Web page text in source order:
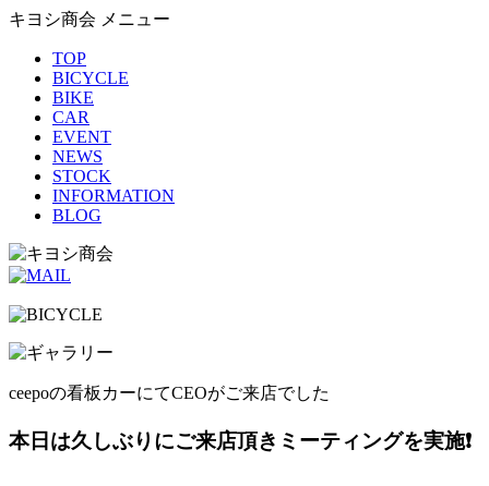
キヨシ商会 メニュー
TOP
BICYCLE
BIKE
CAR
EVENT
NEWS
STOCK
INFORMATION
BLOG
ceepoの看板カーにてCEOがご来店でした
本日は久しぶりにご来店頂きミーティングを実施❗️